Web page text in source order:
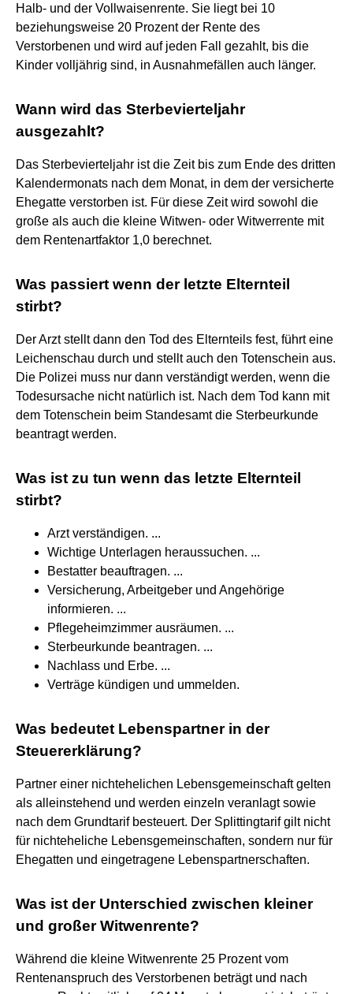
Halb- und der Vollwaisenrente. Sie liegt bei 10
beziehungsweise 20 Prozent der Rente des
Verstorbenen und wird auf jeden Fall gezahlt, bis die
Kinder volljährig sind, in Ausnahmefällen auch länger.
Wann wird das Sterbevierteljahr
ausgezahlt?
Das Sterbevierteljahr ist die Zeit bis zum Ende des dritten
Kalendermonats nach dem Monat, in dem der versicherte
Ehegatte verstorben ist. Für diese Zeit wird sowohl die
große als auch die kleine Witwen- oder Witwerrente mit
dem Rentenartfaktor 1,0 berechnet.
Was passiert wenn der letzte Elternteil
stirbt?
Der Arzt stellt dann den Tod des Elternteils fest, führt eine
Leichenschau durch und stellt auch den Totenschein aus.
Die Polizei muss nur dann verständigt werden, wenn die
Todesursache nicht natürlich ist. Nach dem Tod kann mit
dem Totenschein beim Standesamt die Sterbeurkunde
beantragt werden.
Was ist zu tun wenn das letzte Elternteil
stirbt?
Arzt verständigen. ...
Wichtige Unterlagen heraussuchen. ...
Bestatter beauftragen. ...
Versicherung, Arbeitgeber und Angehörige
informieren. ...
Pflegeheimzimmer ausräumen. ...
Sterbeurkunde beantragen. ...
Nachlass und Erbe. ...
Verträge kündigen und ummelden.
Was bedeutet Lebenspartner in der
Steuererklärung?
Partner einer nichtehelichen Lebensgemeinschaft gelten
als alleinstehend und werden einzeln veranlagt sowie
nach dem Grundtarif besteuert. Der Splittingtarif gilt nicht
für nichteheliche Lebensgemeinschaften, sondern nur für
Ehegatten und eingetragene Lebenspartnerschaften.
Was ist der Unterschied zwischen kleiner
und großer Witwenrente?
Während die kleine Witwenrente 25 Prozent vom
Rentenanspruch des Verstorbenen beträgt und nach